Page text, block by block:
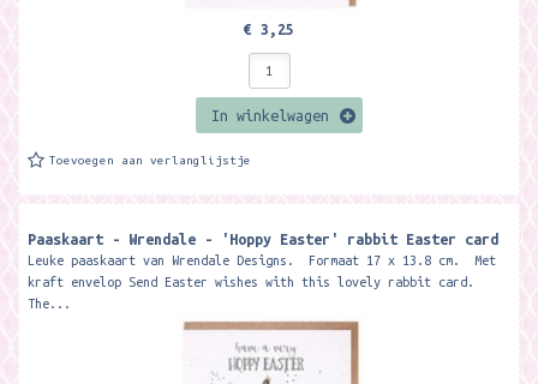
€ 3,25
In winkelwagen
Toevoegen aan verlanglijstje
Paaskaart - Wrendale - 'Hoppy Easter' rabbit Easter card
Leuke paaskaart van Wrendale Designs. Formaat 17 x 13.8 cm. Met
kraft envelop Send Easter wishes with this lovely rabbit card.
The...